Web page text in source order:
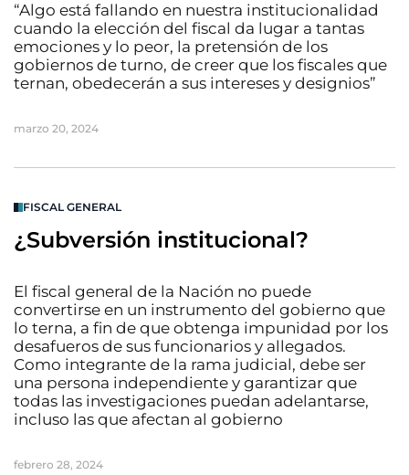
“Algo está fallando en nuestra institucionalidad
cuando la elección del fiscal da lugar a tantas
emociones y lo peor, la pretensión de los
gobiernos de turno, de creer que los fiscales que
ternan, obedecerán a sus intereses y designios”
marzo 20, 2024
FISCAL GENERAL
¿Subversión institucional?
El fiscal general de la Nación no puede
convertirse en un instrumento del gobierno que
lo terna, a fin de que obtenga impunidad por los
desafueros de sus funcionarios y allegados.
Como integrante de la rama judicial, debe ser
una persona independiente y garantizar que
todas las investigaciones puedan adelantarse,
incluso las que afectan al gobierno
febrero 28, 2024